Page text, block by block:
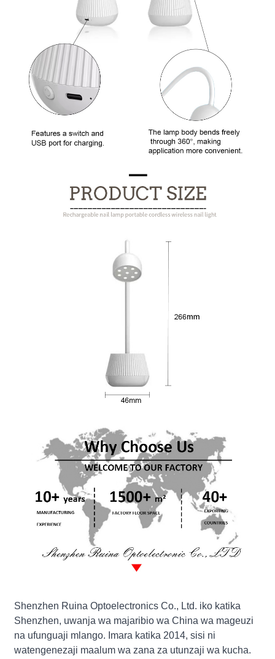
Shenzhen Ruina Optoelectronics Co., Ltd. iko katika
Shenzhen, uwanja wa majaribio wa China wa mageuzi
na ufunguaji mlango. Imara katika 2014, sisi ni
watengenezaji maalum wa zana za utunzaji wa kucha.